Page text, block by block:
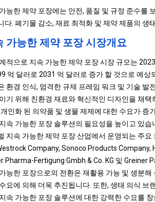
능한 제약 포장에는 안전, 품질 및 규정 준수를
다. 폐기물 감소, 재료 최적화 및 제약 제품의 생
가능한 제약 포장 시장개요
적으로 지속 가능한 제약 포장 시장 규모는
억 달러로 2031 억 달러로 증가 할 것으로 예상
환경 인식, 엄격한 규제 프레임 워크 및 기술 발
기 위해 친환경 재료와 혁신적인 디자인을 채택
개인화 된 의약품 및 생물 제제에 대한 수요가
속 가능한 포장 솔루션의 필요성을 높이고 있습
지속 가능한 제약 포장 산업에서 운영되는 주
Company, Sonoco Products Company,
Pharma-Fertigung Gmbh & Co. KG 및 Greiner
능한 포장으로의 전환은 재활용 가능 및 생분
요에 의해 더욱 추진됩니다. 또한, 생태 의식
속 가능한 포장 솔루션에 대한 강력한 수요를